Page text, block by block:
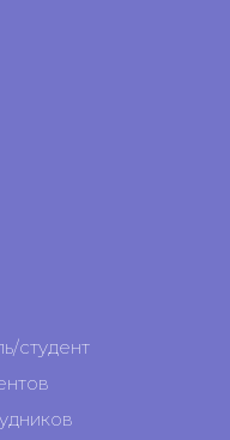
студент